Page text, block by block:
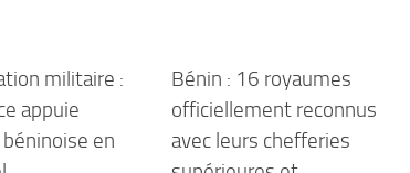
militaire :
appuie
béninoise en
Bénin : 16 royaumes
officiellement reconnus
avec leurs chefferies